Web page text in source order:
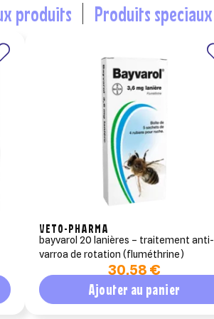
produits produits speciaux
VETO-PHARMA
bayvarol 20 lanières – traitement anti-
varroa de rotation (fluméthrine)
30,58 €
Ajouter au panier